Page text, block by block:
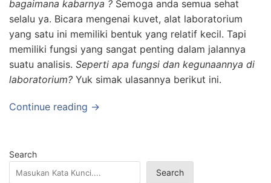
bagaimana kabarnya ? Semoga anda semua sehat
selalu ya. Bicara mengenai kuvet, alat laboratorium
yang satu ini memiliki bentuk yang relatif kecil. Tapi
memiliki fungsi yang sangat penting dalam jalannya
suatu analisis. Seperti apa fungsi dan kegunaannya di
laboratorium? Yuk simak ulasannya berikut ini.
Continue reading →
Search
Search